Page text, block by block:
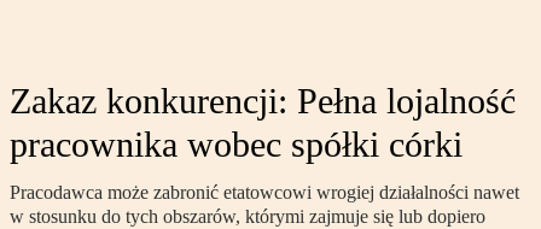
Zakaz konkurencji: Pełna lojalność
pracownika wobec spółki córki
Pracodawca może zabronić etatowcowi wrogiej działalności nawet
w stosunku do tych obszarów, którymi zajmuje się lub dopiero